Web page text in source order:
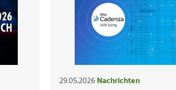
29.05.2026Nachrichten